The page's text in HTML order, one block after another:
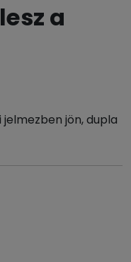
a
jön, dupla